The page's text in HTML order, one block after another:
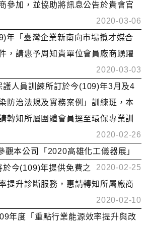
參加，並協助將訊息公告於貴會官
2020-03-06
年「臺灣企業新南向市場攬才媒合
，請惠予周知貴單位會員廠商踴躍
2020-03-03
人員訓練所訂於今(109)年3月及4
防治法規及實務案例」訓練班，本
轉知所屬團體會員逕至環保專業訓
2020-02-26
觀本公司「2020高雄化工儀器展」
2020-02-25
今(109)年提供免費之
提升診斷服務，惠請轉知所屬廠商
2020-02-10
年度「重點行業能源效率提升與改